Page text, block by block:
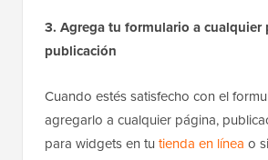
3. Agrega tu formulario a cualquier
publicación
Cuando estés satisfecho con el
agregarlo a cualquier página,
para widgets en tu tienda en línea o